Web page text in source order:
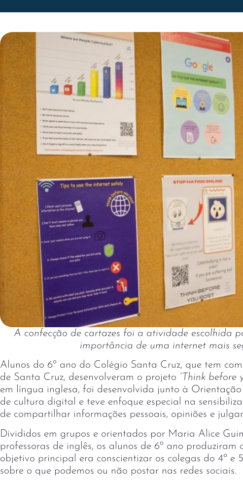
A confecção de cartazes foi a atividade escolhida
importância de uma internet mais
Alunos do 6º ano do Colégio Santa Cruz, que tem
de Santa Cruz, desenvolveram o projeto “Think before
em língua inglesa, foi desenvolvida junto à
de cultura digital e teve enfoque especial na
de compartilhar informações pessoais, opiniões e
Divididos em grupos e orientados por Maria Alice
professoras de inglês, os alunos de 6º ano
objetivo principal era conscientizar os colegas do 4º e
sobre o que podemos ou não postar nas redes sociais.